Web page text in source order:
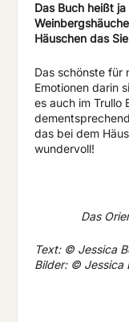
Das Buch heißt ja
Häuschen das
Das schönste für
Emotionen darin
es auch im Trullo
das bei dem
wundervoll!
Das
Text: © Jessica
Bilder: © Jessica